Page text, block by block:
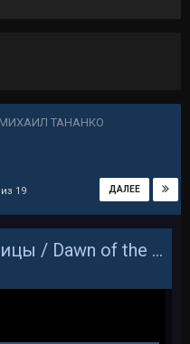
ТАНАНКО
ДАЛЕЕ
19
Рождение Искательницы / Dawn of the Seeker